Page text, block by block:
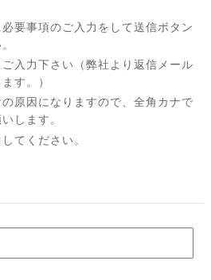
要事項のご入力をして送信ボタン
入力下さい（弊社より返信メール
す。）
原因になりますので、全角カナで
します。
てください。